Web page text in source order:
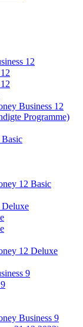
12
Business 12
Programme)
12 Basic
12 Deluxe
9
Business 9